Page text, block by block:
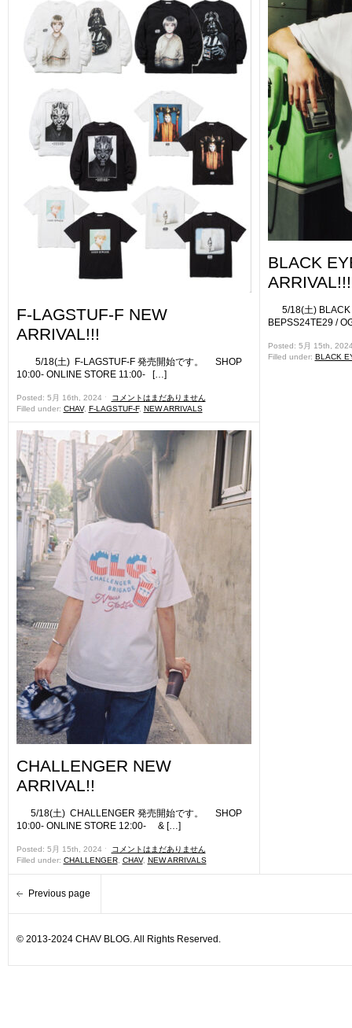
F-LAGSTUF-F NEW
ARRIVAL!!!
5/18(土) F-LAGSTUF-F 発売開始です。 SHOP
10:00- ONLINE STORE 11:00- […]
Posted: 5月 16th, 2024 ˑ
コメントはまだありません
Filled under: CHAV, F-LAGSTUF-F, NEW ARRIVALS
CHALLENGER NEW
ARRIVAL!!
5/18(土) CHALLENGER 発売開始です。 SHOP
10:00- ONLINE STORE 12:00- & […]
Posted: 5月 15th, 2024 ˑ
コメントはまだありません
Filled under: CHALLENGER, CHAV, NEW ARRIVALS
BLACK
ARRIVAL!!!
5/18(土)
BEPSS24TE29 /
Posted: 5月 15th,
Filled under: BLACK
Previous page
© 2013-2024 CHAV BLOG. All Rights Reserved.